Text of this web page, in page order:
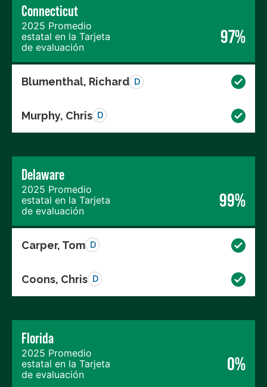
Connecticut
2025 Promedio
estatal en la Tarjeta
de evaluación
97%
Blumenthal, Richard D
Murphy, Chris D
Delaware
2025 Promedio
estatal en la Tarjeta
de evaluación
99%
Carper, Tom D
Coons, Chris D
Florida
2025 Promedio
estatal en la Tarjeta
de evaluación
0%